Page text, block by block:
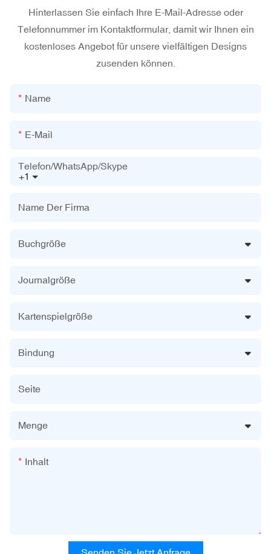
Hinterlassen Sie einfach Ihre E-Mail-Adresse oder
Telefonnummer im Kontaktformular, damit wir Ihnen ein
kostenloses Angebot für unsere vielfältigen Designs
zusenden können.
Name
E-Mail
+1
Telefon/WhatsApp/Skype
Name Der Firma
Buchgröße
Journalgröße
Kartenspielgröße
Bindung
Seite
Menge
Inhalt